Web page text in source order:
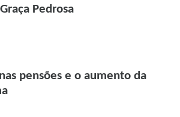
Pedrosa
pensões e o aumento da